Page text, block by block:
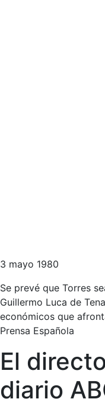
3 mayo 1980
Se prevé que Torres
Guillermo Luca de
económicos que
Prensa Española
El
diario